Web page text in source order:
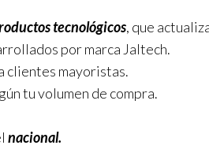
tecnológicos, que
por marca Jaltech.
clientes mayoristas.
tu volumen de compra.
nacional.